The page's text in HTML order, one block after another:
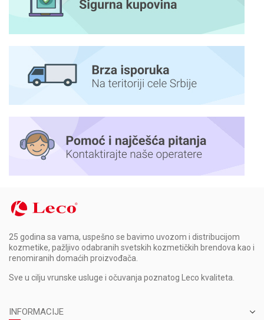
25 godina sa vama, uspešno se bavimo uvozom i distribucijom
kozmetike, pažljivo odabranih svetskih kozmetičkih brendova kao i
renomiranih domaćih proizvođača.
Sve u cilju vrunske usluge i očuvanja poznatog Leco kvaliteta.
INFORMACIJE